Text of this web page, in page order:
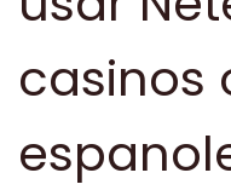
casinos